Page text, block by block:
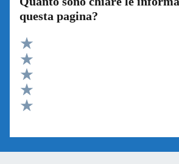
questa pagina?
Valuta 5 stelle su 5
Valuta 4 stelle su 5
Valuta 3 stelle su 5
Valuta 2 stelle su 5